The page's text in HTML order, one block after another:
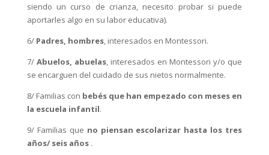
siendo un curso de crianza, necesito probar si puede
aportarles algo en su labor educativa).
6/ Padres, hombres, interesados en Montessori.
7/ Abuelos, abuelas, interesados en Montessori y/o que
se encarguen del cuidado de sus nietos normalmente.
8/ Familias con bebés que han empezado con meses en
la escuela infantil.
9/ Familias que no piensan escolarizar hasta los tres
años/ seis años.